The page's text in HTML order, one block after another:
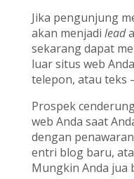
Jika pengunjung
akan menjadi lead
sekarang dapat
luar situs web
telepon, atau teks
Prospek
web Anda saat
dengan
entri blog baru,
Mungkin Anda jua